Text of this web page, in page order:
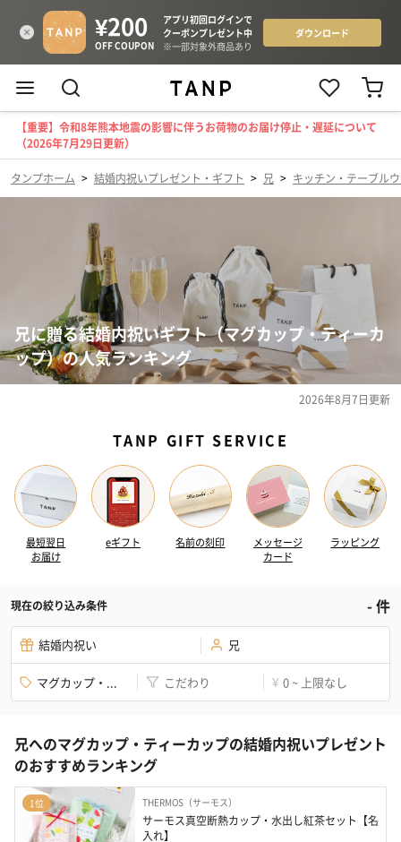
【重要】令和8年熊本地震の影響に伴うお荷物のお届け停止・遅延について
（2026年7月29日更新）
タンプホーム > 結婚内祝いプレゼント・ギフト > 兄 > キッチン・テーブル
兄に贈る結婚内祝いギフト（マグカップ・ティーカ
ップ）の人気ランキング
2026年8月7日更新
TANP GIFT SERVICE
最短翌日
お届け
eギフト 名前の刻印
メッセージ
カード
ラッピング
現在の絞り込み条件 -件
結婚内祝い 兄
マグカップ・... こだわり ¥ 0 ~ 上限なし
兄へのマグカップ・ティーカップの結婚内祝いプレゼント
のおすすめランキング
1位 THERMOS（サーモス）
サーモス真空断熱カップ・水出し紅茶セット【名
入れ】